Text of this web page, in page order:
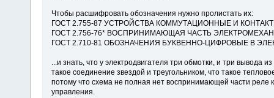
Чтобы расшифровать обозначения нужно пролистать их:
ГОСТ 2.755-87 УСТРОЙСТВА КОММУТАЦИОННЫЕ И
ГОСТ 2.756-76* ВОСПРИНИМАЮЩАЯ ЧАСТЬ
ГОСТ 2.710-81 ОБОЗНАЧЕНИЯ БУКВЕННО-ЦИФРОВЫЕ В
...и знать, что у электродвигателя три обмотки, и три вывода
такое соединение звездой и треугольником, что такое
потому что схема не полная нет воспринимающей части
управления.